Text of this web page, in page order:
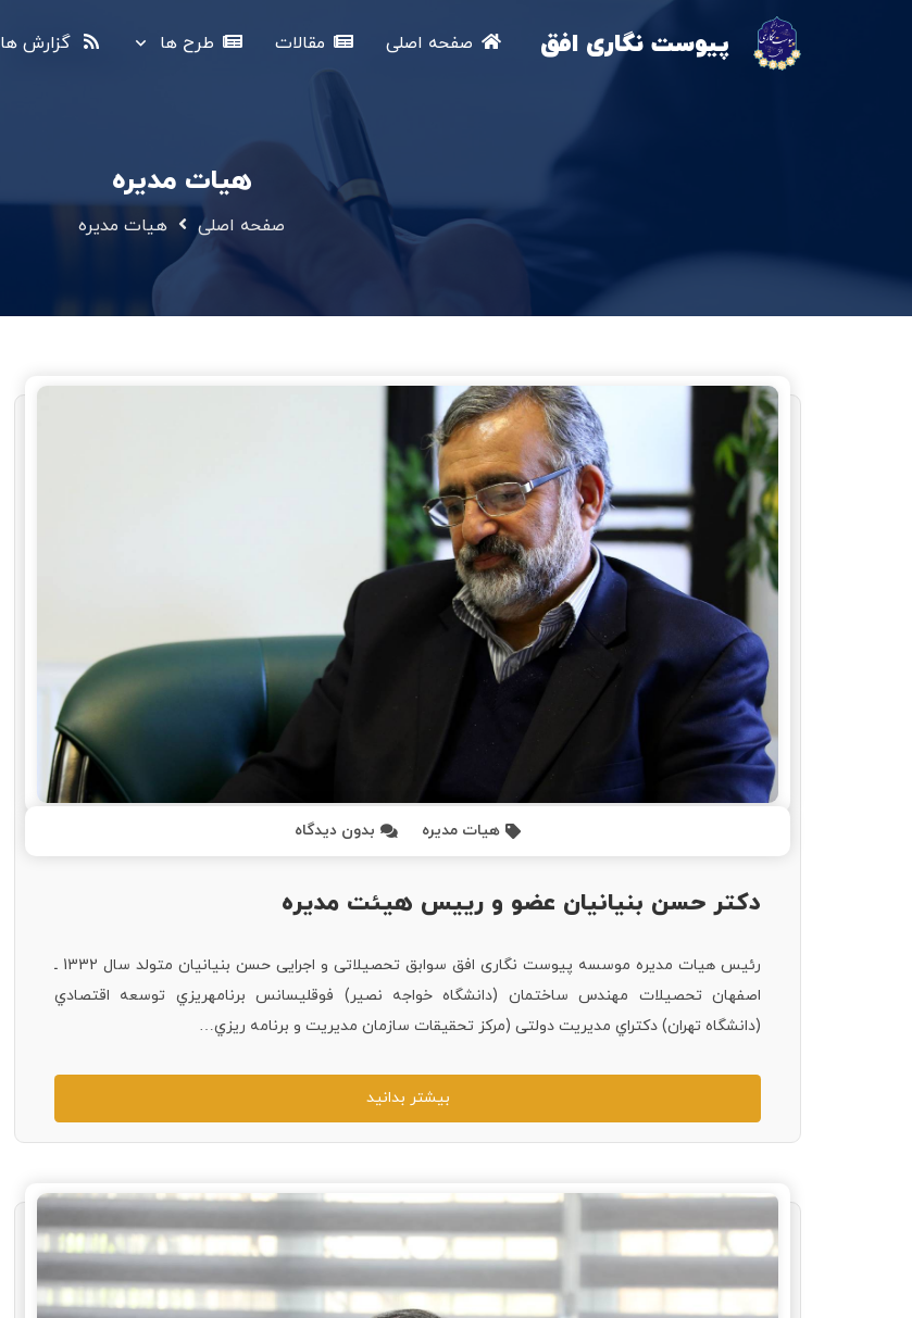
پیوست نگاری افق صفحه اصلی مقالات طرح ها گزارش ها
هیات مدیره
صفحه اصلی هیات مدیره
هیات مدیره بدون دیدگاه
دکتر حسن بنیانیان عضو و رییس هیئت مدیره
رئیس هیات مدیره موسسه پیوست نگاری افق سوابق تحصیلاتی و اجرایی حسن بنیانیان متولد سال 1332 ـ
اصفهان تحصیلات مهندس ساختمان (دانشگاه خواجه نصیر) فوقلیسانس برنامهریزي توسعه اقتصادي
(دانشگاه تهران) دکتراي مدیریت دولتی (مرکز تحقیقات سازمان مدیریت و برنامه ریزي…
بیشتر بدانید